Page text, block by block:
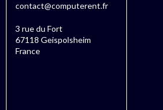
contact@computerent.fr
3 rue du Fort
67118 Geispolsheim
France